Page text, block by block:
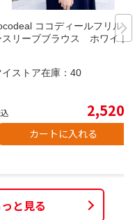
ココディールフリルノ
スリーブブラウス ホワイト
イストア在庫： 40
2,520
カートに入れる
と見る